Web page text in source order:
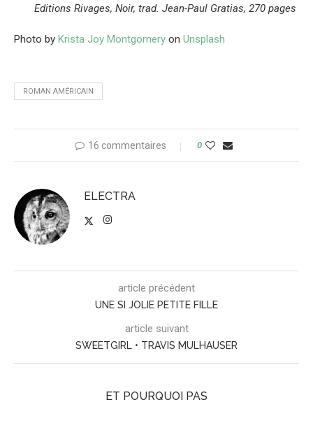
Editions Rivages, Noir, trad. Jean-Paul Gratias, 270 pages
Photo by Krista Joy Montgomery on Unsplash
ROMAN AMÉRICAIN
16 commentaires 0
ELECTRA
article précédent
UNE SI JOLIE PETITE FILLE
article suivant
SWEETGIRL • TRAVIS MULHAUSER
ET POURQUOI PAS